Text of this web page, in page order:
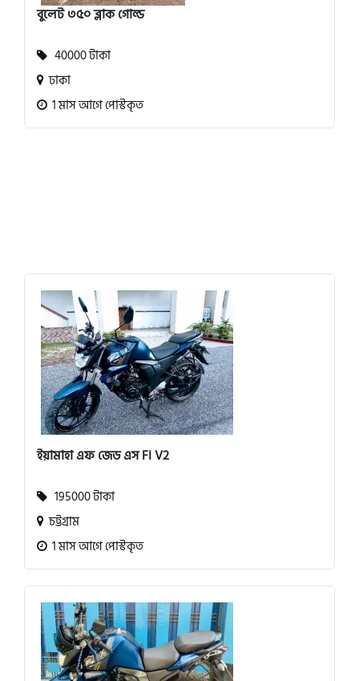
বুলেট ৩৫০ ব্লাক গোল্ড
40000 টাকা
ঢাকা
1 মাস আগে পোস্টকৃত
ইয়ামাহা এফ জেড এস FI V2
195000 টাকা
চট্টগ্রাম
1 মাস আগে পোস্টকৃত